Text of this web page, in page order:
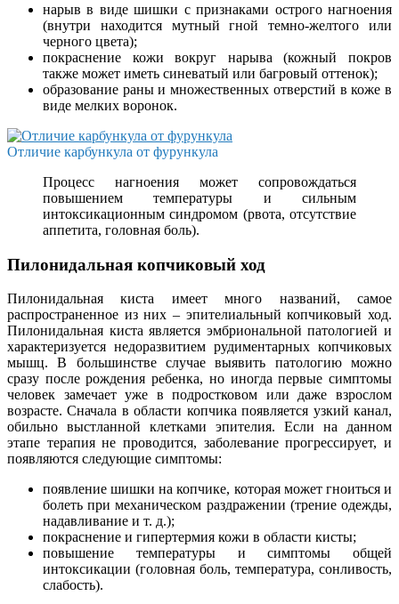
нарыв в виде шишки с признаками острого нагноения
(внутри находится мутный гной темно-желтого или
черного цвета);
покраснение кожи вокруг нарыва (кожный покров
также может иметь синеватый или багровый оттенок);
образование раны и множественных отверстий в коже в
виде мелких воронок.
Отличие карбункула от фурункула
Процесс нагноения может сопровождаться
повышением температуры и сильным
интоксикационным синдромом (рвота, отсутствие
аппетита, головная боль).
Пилонидальная копчиковый ход
Пилонидальная киста имеет много названий, самое
распространенное из них – эпителиальный копчиковый ход.
Пилонидальная киста является эмбриональной патологией и
характеризуется недоразвитием рудиментарных копчиковых
мышц. В большинстве случае выявить патологию можно
сразу после рождения ребенка, но иногда первые симптомы
человек замечает уже в подростковом или даже взрослом
возрасте. Сначала в области копчика появляется узкий канал,
обильно выстланной клетками эпителия. Если на данном
этапе терапия не проводится, заболевание прогрессирует, и
появляются следующие симптомы:
появление шишки на копчике, которая может гноиться и
болеть при механическом раздражении (трение одежды,
надавливание и т. д.);
покраснение и гипертермия кожи в области кисты;
повышение температуры и симптомы общей
интоксикации (головная боль, температура, сонливость,
слабость).